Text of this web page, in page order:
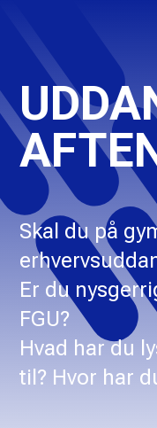
Skal du på
Er du
FGU?
Hvad har du
til? Hvor har